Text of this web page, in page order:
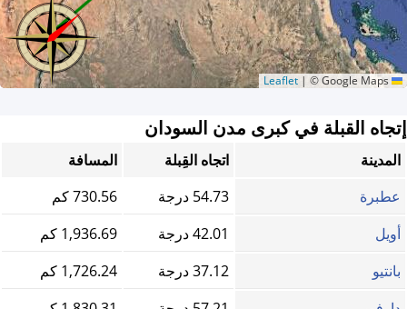
| © Google Maps
إتجاه القبلة في كبرى مدن السودان
المدينة اتجاه القِبلة
المسافة
عطبرة
54.73 درجة
730.56 كم
أويل
42.01 درجة
1,936.69 كم
بانتيو
37.12 درجة
1,726.24 كم